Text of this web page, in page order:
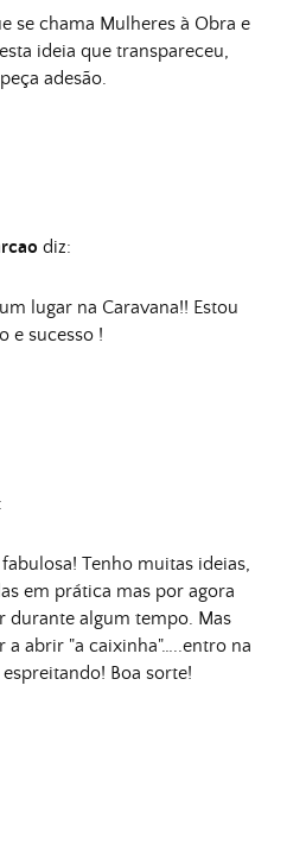
se chama Mulheres à Obra e
ideia que transpareceu,
adesão.
diz:
lugar na Caravana!! Estou
e sucesso !
Tenho muitas ideias,
em prática mas por agora
durante algum tempo. Mas
a abrir "a caixinha"…..entro na
Boa sorte!